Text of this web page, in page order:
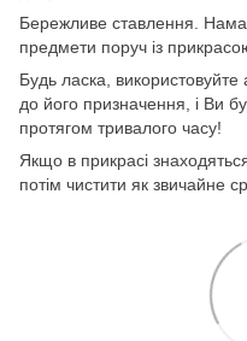
Бережливе ставлення.
предмети поруч із
Будь ласка, використовуйте
до його призначення, і Ви
протягом тривалого часу!
Якщо в прикрасі
потім чистити як звичайне